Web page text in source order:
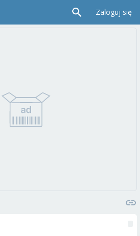
Zaloguj się